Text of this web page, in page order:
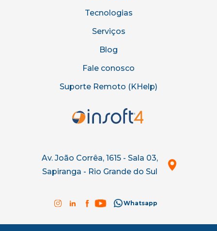
Tecnologias
Serviços
Blog
Fale conosco
Suporte Remoto (KHelp)
Av. João Corrêa, 1615 - Sala 03,
Sapiranga - Rio Grande do Sul
Whatsapp